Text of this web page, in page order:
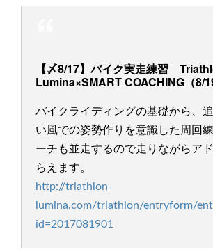
【〆8/17】バイク実走練習
Lumina×SMART COACHING（8/
バイクライディングの基礎から、
い風での姿勢作りを意識した周回
ーチも並走するので走りながらア
らえます。
http://triathlon-
lumina.com/triathlon/entryform/
id=2017081901